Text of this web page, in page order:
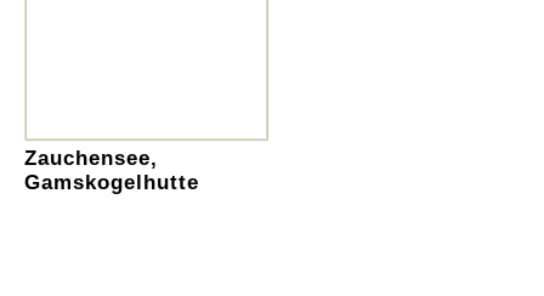
Zauchensee,
Gamskogelhutte